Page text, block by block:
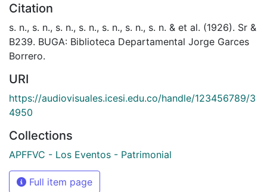
Citation
s. n., s. n., s. n., s. n., s. n., s. n., s. n. & et al. (1926). Sr &
B239. BUGA: Biblioteca Departamental Jorge Garces
Borrero.
URI
https://audiovisuales.icesi.edu.co/handle/123456789/3
4950
Collections
APFFVC - Los Eventos - Patrimonial
Full item page